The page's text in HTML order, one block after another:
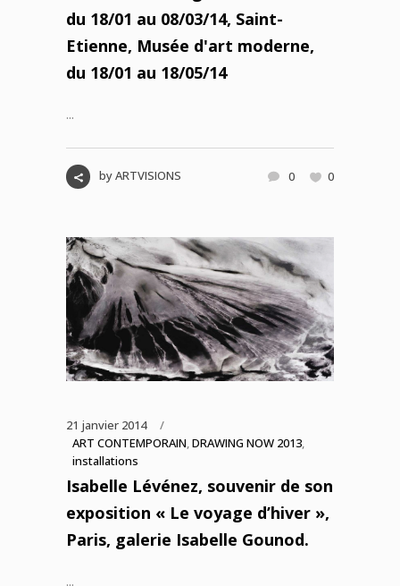
du 18/01 au 08/03/14, Saint-
Etienne, Musée d'art moderne,
du 18/01 au 18/05/14
...
byARTVISIONS 0 0
21 janvier 2014
ART CONTEMPORAIN,DRAWING NOW 2013,
installations
Isabelle Lévénez, souvenir de son
exposition « Le voyage d’hiver »,
Paris, galerie Isabelle Gounod.
...